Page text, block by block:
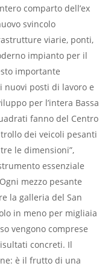
comparto dell’ex
svincolo
viarie, ponti,
impianto per il
importante
nuovi posti di lavoro e
per l’intera Bassa
fanno del Centro
dei veicoli pesanti
le dimensioni”,
essenziale
mezzo pesante
la galleria del San
in meno per migliaia
vengono comprese
concreti. Il
è il frutto di una